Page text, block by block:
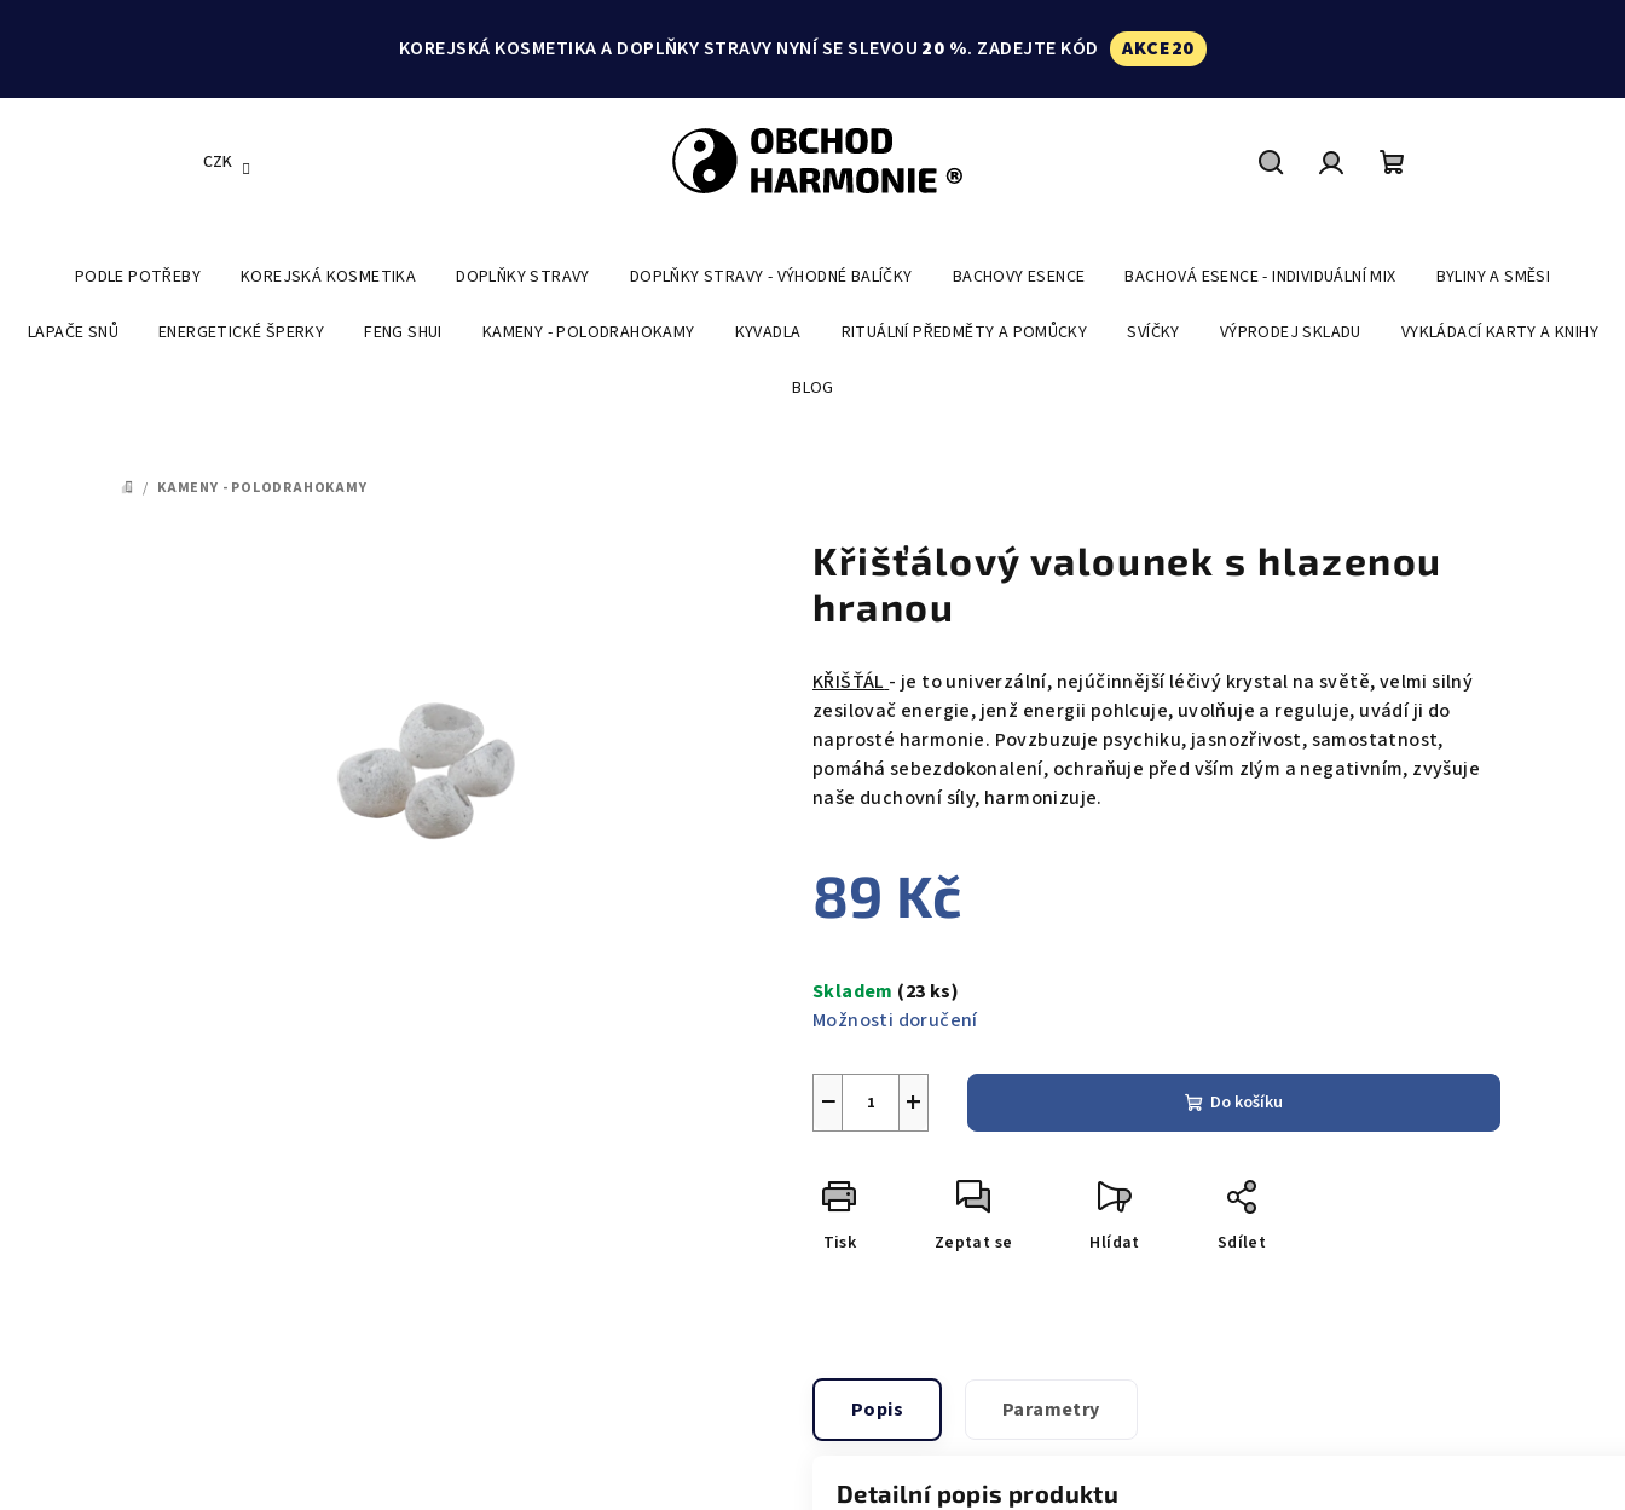
KOREJSKÁ KOSMETIKA A DOPLŇKY STRAVY NYNÍ SE SLEVOU 20 %. ZADEJTE KÓD AKCE20
CZK
košík
PODLE POTŘEBY KOREJSKÁ KOSMETIKA DOPLŇKY STRAVY DOPLŇKY STRAVY - VÝHODNÉ BALÍČKY BACHOVY ESENCE BACHOVÁ ESENCE - INDIVIDUÁLNÍ MIX BYLINY A SMĚSI
LAPAČE SNŮ ENERGETICKÉ ŠPERKY FENG SHUI KAMENY - POLODRAHOKAMY KYVADLA RITUÁLNÍ PŘEDMĚTY A POMŮCKY SVÍČKY VÝPRODEJ SKLADU VYKLÁDACÍ KARTY A KNIHY
BLOG
DOMŮ
/ KAMENY - POLODRAHOKAMY
Křišťálový valounek s hlazenou
hranou
KŘIŠŤÁL - je to univerzální, nejúčinnější léčivý krystal na světě, velmi silný
zesilovač energie, jenž energii pohlcuje, uvolňuje a reguluje, uvádí ji do
naprosté harmonie. Povzbuzuje psychiku, jasnozřivost, samostatnost,
pomáhá sebezdokonalení, ochraňuje před vším zlým a negativním, zvyšuje
naše duchovní síly, harmonizuje.
89 Kč
cena:
Skladem (23 ks)
Možnosti doručení
+
− Do košíku
Tisk Zeptat se Hlídat Sdílet
Popis Parametry
Detailní popis produktu